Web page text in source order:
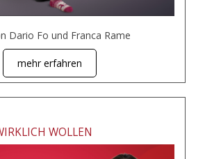
Dario Fo und Franca Rame
mehr erfahren
WOLLEN